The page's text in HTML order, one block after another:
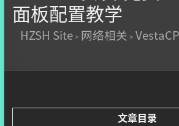
面板配置教学
HZSH Site> 网络相关 >
文章目录